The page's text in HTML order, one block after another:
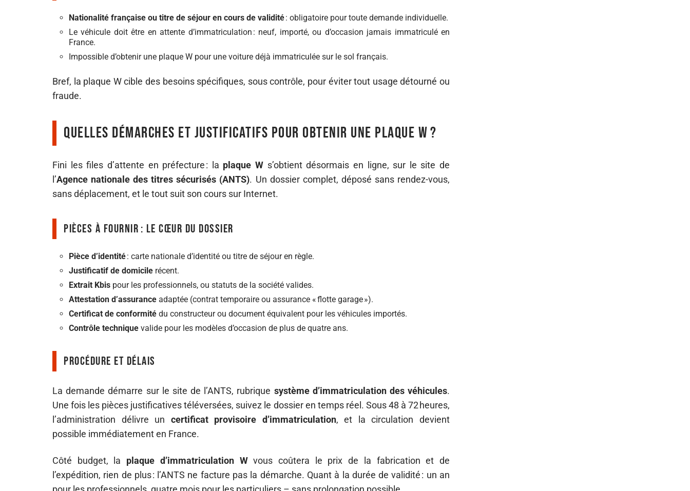
Nationalité française ou titre de séjour en cours de validité: obligatoire pour toute demande individuelle.
Le véhicule doit être en attente d’immatriculation : neuf, importé, ou d’occasion jamais immatriculé en
France.
Impossible d’obtenir une plaque W pour une voiture déjà immatriculée sur le sol français.
Bref, la plaque W cible des besoins spécifiques, sous contrôle, pour éviter tout usage détourné ou
fraude.
Quelles démarches et justificatifs pour obtenir une plaque W ?
Fini les files d’attente en préfecture : la plaque W s’obtient désormais en ligne, sur le site de
l’Agence nationale des titres sécurisés (ANTS). Un dossier complet, déposé sans rendez-vous,
sans déplacement, et le tout suit son cours sur Internet.
Pièces à fournir : le cœur du dossier
Pièce d’identité: carte nationale d’identité ou titre de séjour en règle.
Justificatif de domicile récent.
Extrait Kbis pour les professionnels, ou statuts de la société valides.
Attestation d’assurance adaptée (contrat temporaire ou assurance « flotte garage »).
Certificat de conformité du constructeur ou document équivalent pour les véhicules importés.
Contrôle technique valide pour les modèles d’occasion de plus de quatre ans.
Procédure et délais
La demande démarre sur le site de l’ANTS, rubrique système d’immatriculation des véhicules.
Une fois les pièces justificatives téléversées, suivez le dossier en temps réel. Sous 48 à 72 heures,
l’administration délivre un certificat provisoire d’immatriculation, et la circulation devient
possible immédiatement en France.
Côté budget, la plaque d’immatriculation Wvous coûtera le prix de la fabrication et de
l’expédition, rien de plus : l’ANTS ne facture pas la démarche. Quant à la durée de validité : un an